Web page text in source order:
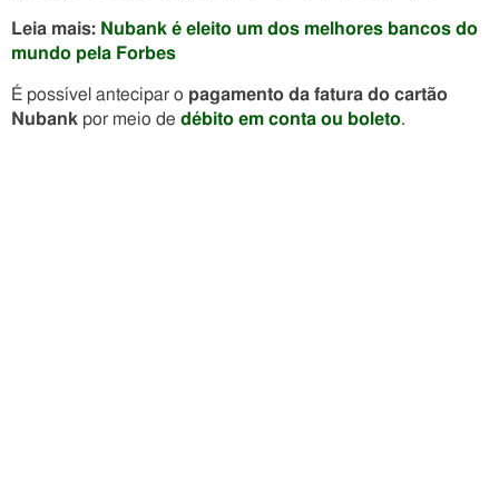
Leia mais: Nubank é eleito um dos melhores bancos do
mundo pela Forbes
É possível antecipar o pagamento da fatura do cartão
Nubank por meio de débito em conta ou boleto.